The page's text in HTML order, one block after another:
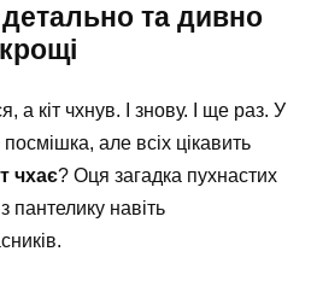
та дивно
а кіт чхнув. І знову. І ще раз. У
посмішка, але всіх цікавить
чхає? Оця загадка пухнастих
пантелику навіть